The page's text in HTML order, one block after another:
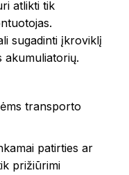
atlikti tik
sugadinti įkroviklį
transporto
patirties ar
prižiūrimi